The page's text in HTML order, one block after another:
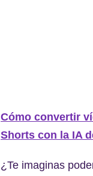
Cómo convertir
Shorts con la IA
¿Te imaginas